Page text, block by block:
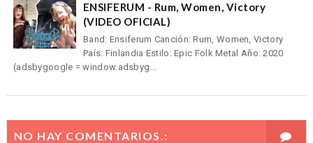
ENSIFERUM - Rum, Women, Victory
(VIDEO OFICIAL)
Band: Ensiferum Canción: Rum, Women, Victory
País: Finlandia Estilo: Epic Folk Metal Año: 2020
(adsbygoogle = window.adsbyg...
NO HAY COMENTARIOS.: